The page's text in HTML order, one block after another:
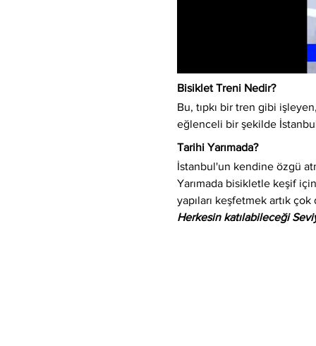
Bisiklet Treni Nedir?
Bu, tıpkı bir tren gibi işleyen,
eğlenceli bir şekilde
Tarihi Yarımada?
İstanbul'un kendine özgü
Yarımada bisikletle keşif
yapıları keşfetmek artık
Herkesin katılabileceği